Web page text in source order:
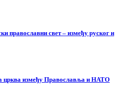
православни свет – између руског и
црква између Православља и НАТО